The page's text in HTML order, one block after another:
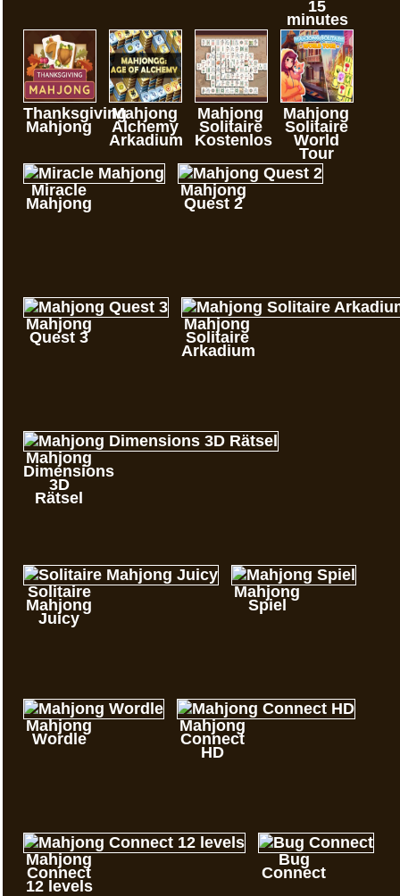
15
minutes
Thanksgiving
Mahjong
Mahjong
Alchemy
Arkadium
Mahjong
Solitaire
Kostenlos
Mahjong
Solitaire
World
Tour
Miracle
Mahjong
Mahjong
Quest 2
Mahjong
Quest 3
Mahjong
Solitaire
Arkadium
Mahjong
Dimensions
3D
Rätsel
Solitaire
Mahjong
Juicy
Mahjong
Spiel
Mahjong
Wordle
Mahjong
Connect
HD
Mahjong
Connect
12 levels
Bug
Connect